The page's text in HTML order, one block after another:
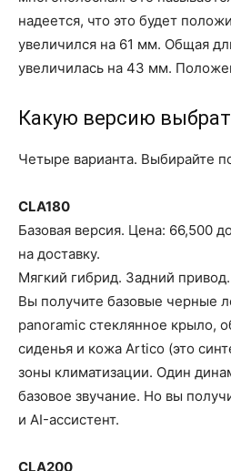
надеется, что это будет
увеличился на 61 мм. Общая
увеличилась на 43 мм.
Какую версию
Четыре варианта. Выбирайте
CLA180
Базовая версия. Цена: 66,500
на доставку.
Мягкий гибрид. Задний привод.
Вы получите базовые черные
panoramic стеклянное крыло,
сиденья и кожа Artico (это
зоны климатизации. Один
базовое звучание. Но вы
и AI-ассистент.
CLA200